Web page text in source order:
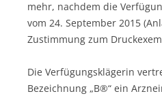
mehr, nachdem die
vom 24. September 2015
Zustimmung zum
Die Verfügungsklägerin
Bezeichnung „B®“ ein